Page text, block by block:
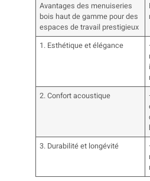
Avantages des menuiseries
bois haut de gamme pour des
espaces de travail prestigieux
1. Esthétique et élégance
2. Confort acoustique
3. Durabilité et longévité